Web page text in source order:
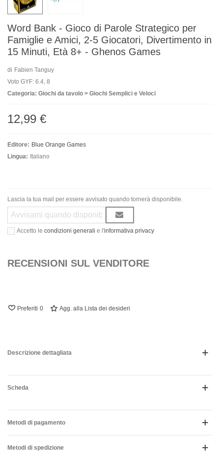
Word Bank - Gioco di Parole Strategico per
Famiglie e Amici, 2-5 Giocatori, Divertimento in
15 Minuti, Età 8+ - Ghenos Games
di Fabien Tanguy
Voto GYF: 6.4, 8
Categoria: Giochi da tavolo > Giochi Semplici e Veloci
12,99 €
Editore: Blue Orange Games
Lingua: Italiano
Lascia la tua mail per essere avvisato quando tornerà disponibile.
Accetto le condizioni generali e l'informativa privacy
RECENSIONI SUL VENDITORE
Preferiti 0 Agg. alla Lista dei desideri
Descrizione dettagliata
Scheda
Metodi di pagamento
Metodi di spedizione